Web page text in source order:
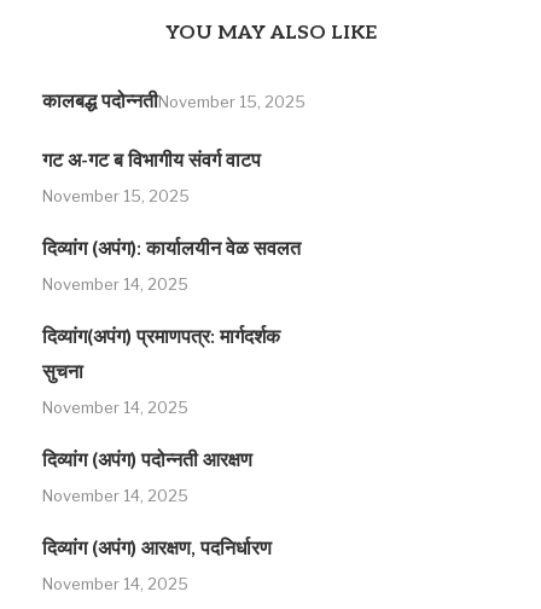
YOU MAY ALSO LIKE
कालबद्ध पदोन्नतीNovember 15, 2025
गट अ-गट ब विभागीय संवर्ग वाटप
November 15, 2025
दिव्यांग (अपंग): कार्यालयीन वेळ सवलत
November 14, 2025
दिव्यांग(अपंग) प्रमाणपत्र: मार्गदर्शक
सुचना
November 14, 2025
दिव्यांग (अपंग) पदोन्नती आरक्षण
November 14, 2025
दिव्यांग (अपंग) आरक्षण, पदनिर्धारण
November 14, 2025